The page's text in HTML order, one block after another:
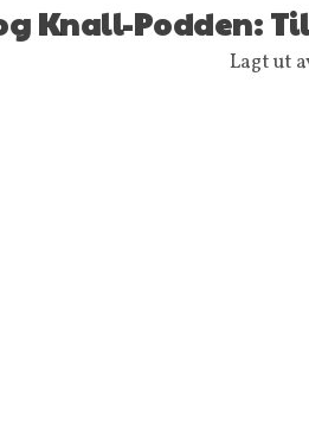
Knall-Podden:
Lagt ut